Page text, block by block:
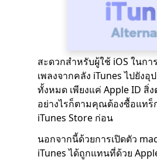
สะดวกสำหรับผู้ใช้ iOS ในก
เพลงจากคลัง iTunes ไปยังอุ
ทั้งหมด เพียงแค่ Apple ID สิ่ง
อย่างไรก็ตามคุณต้องซื้อแทร็
iTunes Store ก่อน
นอกจากนี้ด้วยการเปิดตัว
iTunes ได้ถูกแทนที่ด้วย